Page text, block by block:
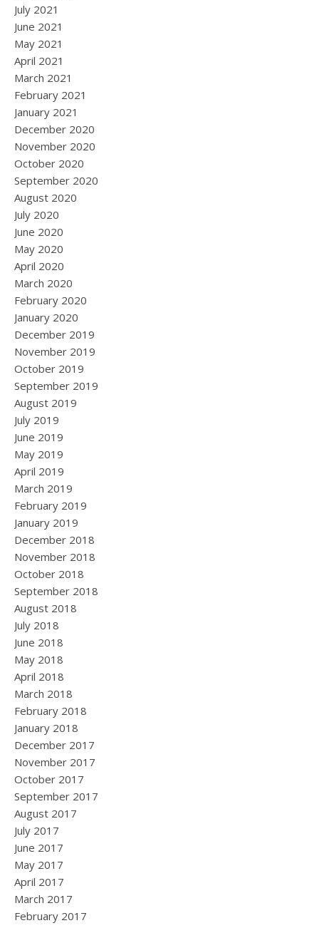
July 2021
June 2021
May 2021
April 2021
March 2021
February 2021
January 2021
December 2020
November 2020
October 2020
September 2020
August 2020
July 2020
June 2020
May 2020
April 2020
March 2020
February 2020
January 2020
December 2019
November 2019
October 2019
September 2019
August 2019
July 2019
June 2019
May 2019
April 2019
March 2019
February 2019
January 2019
December 2018
November 2018
October 2018
September 2018
August 2018
July 2018
June 2018
May 2018
April 2018
March 2018
February 2018
January 2018
December 2017
November 2017
October 2017
September 2017
August 2017
July 2017
June 2017
May 2017
April 2017
March 2017
February 2017